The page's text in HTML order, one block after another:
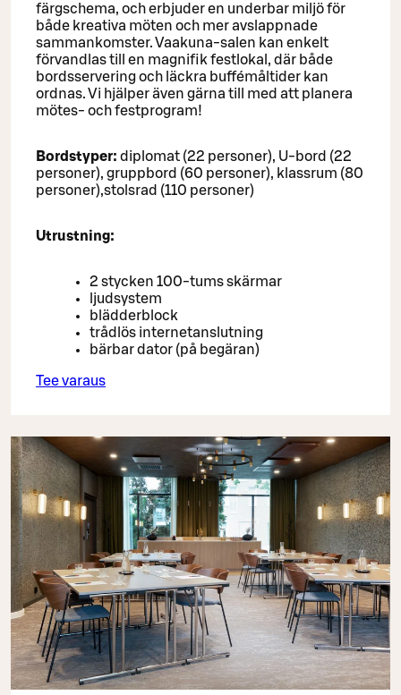
färgschema, och erbjuder en underbar miljö för
både kreativa möten och mer avslappnade
sammankomster. Vaakuna-salen kan enkelt
förvandlas till en magnifik festlokal, där både
bordsservering och läckra buffémåltider kan
ordnas. Vi hjälper även gärna till med att planera
mötes- och festprogram!
Bordstyper: diplomat (22 personer), U-bord (22
personer), gruppbord (60 personer), klassrum (80
personer),stolsrad (110 personer)
Utrustning:
2 stycken 100-tums skärmar
ljudsystem
blädderblock
trådlös internetanslutning
bärbar dator (på begäran)
Tee varaus